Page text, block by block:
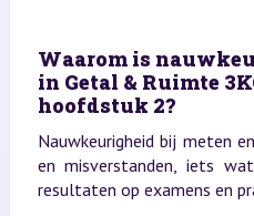
Waarom is
in Getal & Ruimte
hoofdstuk 2?
Nauwkeurigheid bij meten
en misverstanden, iets
resultaten op examens en